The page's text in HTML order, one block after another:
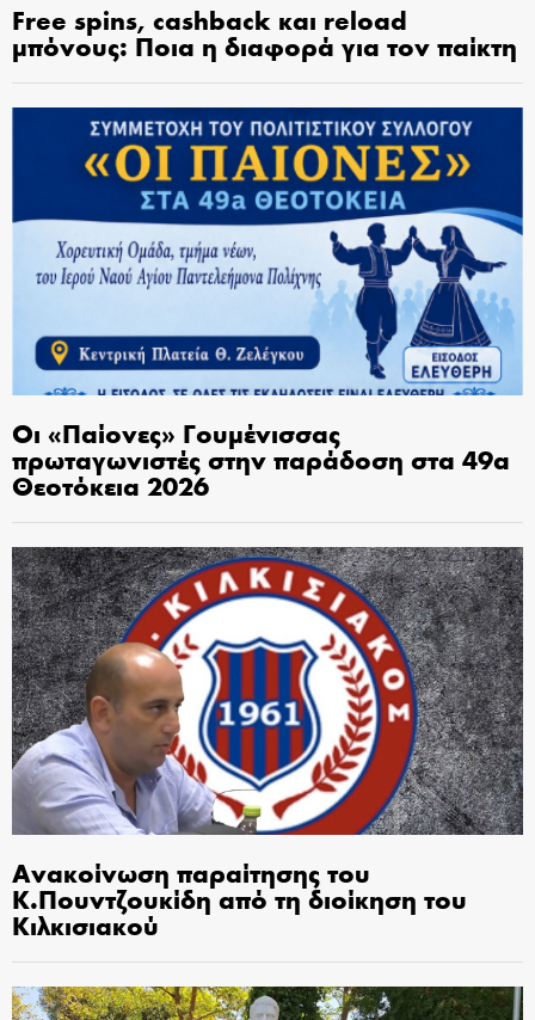
Free spins, cashback και reload
μπόνους: Ποια η διαφορά για τον παίκτη
Οι «Παίονες» Γουμένισσας
πρωταγωνιστές στην παράδοση στα 49α
Θεοτόκεια 2026
Ανακοίνωση παραίτησης του
Κ.Πουντζουκίδη από τη διοίκηση του
Κιλκισιακού